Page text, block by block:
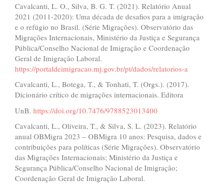
Cavalcanti, L. O., Silva, B. G. T. (2021). Relatório Anual
2021 (2011-2020): Uma década de desafios para a imigração
e o refúgio no Brasil. (Série Migrações). Observatório das
Migrações Internacionais, Ministério da Justiça e Segurança
Pública/Conselho Nacional de Imigração e Coordenação
Geral de Imigração Laboral.
https://portaldeimigracao.mj.gov.br/pt/dados/relatorios-a
Cavalcanti, L., Botega, T., & Tonhati, T. (Orgs.). (2017).
Dicionário crítico de migrações internacionais. Editora
UnB. https://doi.org/10.7476/9788523013400
Cavalcanti, L., Oliveira, T., & Silva, S. L. (2023). Relatório
anual OBMigra 2023 – OBMigra 10 anos: Pesquisa, dados e
contribuições para políticas (Série Migrações). Observatório
das Migrações Internacionais; Ministério da Justiça e
Segurança Pública/Conselho Nacional de Imigração;
Coordenação Geral de Imigração Laboral.